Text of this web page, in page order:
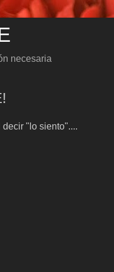
necesaria
"lo siento"....